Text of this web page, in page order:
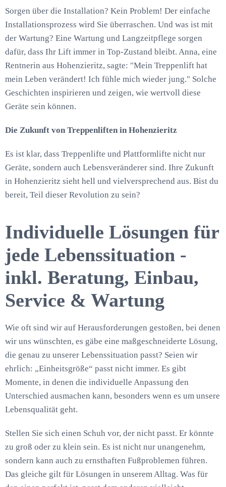
Sorgen über die Installation? Kein Problem! Der einfache
Installationsprozess wird Sie überraschen. Und was ist mit
der Wartung? Eine Wartung und Langzeitpflege sorgen
dafür, dass Ihr Lift immer in Top-Zustand bleibt. Anna, eine
Rentnerin aus Hohenzieritz, sagte: "Mein Treppenlift hat
mein Leben verändert! Ich fühle mich wieder jung." Solche
Geschichten inspirieren und zeigen, wie wertvoll diese
Geräte sein können.
Die Zukunft von Treppenliften in Hohenzieritz
Es ist klar, dass Treppenlifte und Plattformlifte nicht nur
Geräte, sondern auch Lebensveränderer sind. Ihre Zukunft
in Hohenzieritz sieht hell und vielversprechend aus. Bist du
bereit, Teil dieser Revolution zu sein?
Individuelle Lösungen für
jede Lebenssituation -
inkl. Beratung, Einbau,
Service & Wartung
Wie oft sind wir auf Herausforderungen gestoßen, bei denen
wir uns wünschten, es gäbe eine maßgeschneiderte Lösung,
die genau zu unserer Lebenssituation passt? Seien wir
ehrlich: „Einheitsgröße“ passt nicht immer. Es gibt
Momente, in denen die individuelle Anpassung den
Unterschied ausmachen kann, besonders wenn es um unsere
Lebensqualität geht.
Stellen Sie sich einen Schuh vor, der nicht passt. Er könnte
zu groß oder zu klein sein. Es ist nicht nur unangenehm,
sondern kann auch zu ernsthaften Fußproblemen führen.
Das gleiche gilt für Lösungen in unserem Alltag. Was für